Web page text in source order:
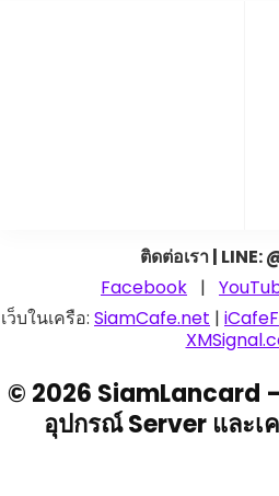
ติดต่อเรา |
Facebook |
เว็บในเครือ: SiamCafe.net |
© 2026 SiamLancard
อุปกรณ์ Server และเ